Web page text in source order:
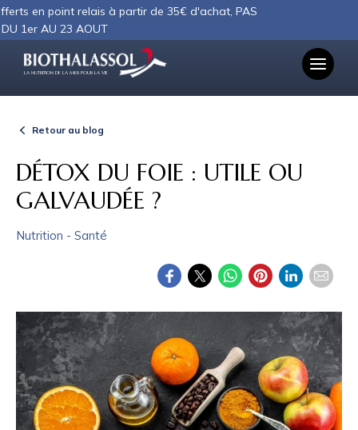
relais à partir de 35€ d'achat, PAS
AOUT
LA NUTRITION DE LA MER POUR LA VIE
Retour au blog
DÉTOX DU FOIE : UTILE OU
GALVAUDÉE ?
Nutrition - Santé
Panneau de gestion des cookies